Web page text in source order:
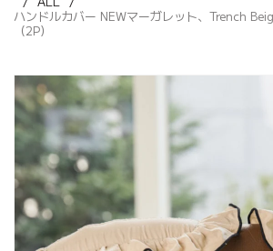
ハンドルカバー NEWマーガレット、Trench
（2P）